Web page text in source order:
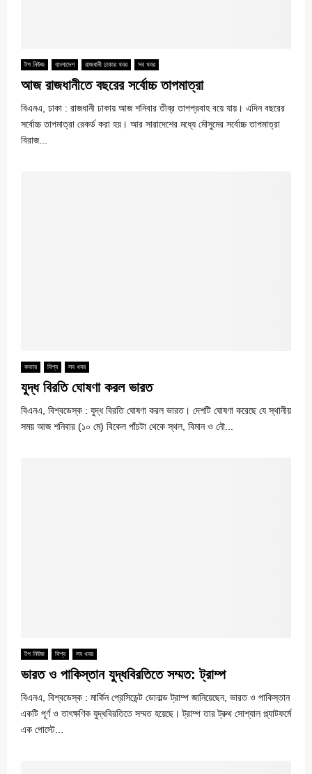
টপ নিউজ বাংলাদেশ রাজধানী ঢাকার খবর সব খবর
আজ রাজধানীতে বছরের সর্বোচ্চ তাপমাত্রা
বিএনএ, ঢাকা : রাজধানী ঢাকায় আজ শনিবার তীব্র তাপপ্রবাহ বয়ে যায়। এদিন বছরের
সর্বোচ্চ তাপমাত্রা রেকর্ড করা হয়। আর সারাদেশের মধ্যে মৌসুমের সর্বোচ্চ তাপমাত্রা
বিরাজ...
কভার বিশ্ব সব খবর
যুদ্ধ বিরতি ঘোষণা করল ভারত
বিএনএ, বিশ্বডেস্ক : যুদ্ধ বিরতি ঘোষণা করল ভারত। দেশটি ঘোষণা করেছে যে স্থানীয়
সময় আজ শনিবার (১০ মে) বিকেল পাঁচটা থেকে স্থল, বিমান ও নৌ...
টপ নিউজ বিশ্ব সব খবর
ভারত ও পাকিস্তান যুদ্ধবিরতিতে সম্মত: ট্রাম্প
বিএনএ, বিশ্বডেস্ক : মার্কিন প্রেসিডেন্ট ডোনাল্ড ট্রাম্প জানিয়েছেন, ভারত ও পাকিস্তান
একটি পূর্ণ ও তাৎক্ষণিক যুদ্ধবিরতিতে সম্মত হয়েছে। ট্রাম্প তার ট্রুথ সোশ্যাল প্ল্যাটফর্মে
এক পোস্টে...